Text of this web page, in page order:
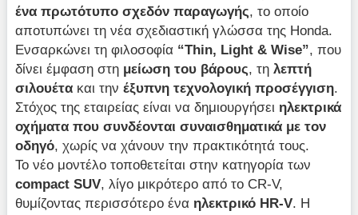
ένα πρωτότυπο σχεδόν παραγωγής , το οποίο
αποτυπώνει τη νέα σχεδιαστική γλώσσα της Honda.
Ενσαρκώνει τη φιλοσοφία “Thin, Light & Wise” , που
δίνει έμφαση στη μείωση του βάρους , τη λεπτή
σιλουέτα και τηνέξυπνη τεχνολογική προσέγγιση
Στόχος της εταιρείας είναι να δημιουργήσει ηλεκτρικά
οχήματα που συνδέονται συναισθηματικά με τον
οδηγό , χωρίς να χάνουν την πρακτικότητά τους.
Το νέο μοντέλο τοποθετείται στην κατηγορία των
compact SUV , λίγο μικρότερο από το CR-V,
θυμίζοντας περισσότερο ένα ηλεκτρικό HR-V . Η